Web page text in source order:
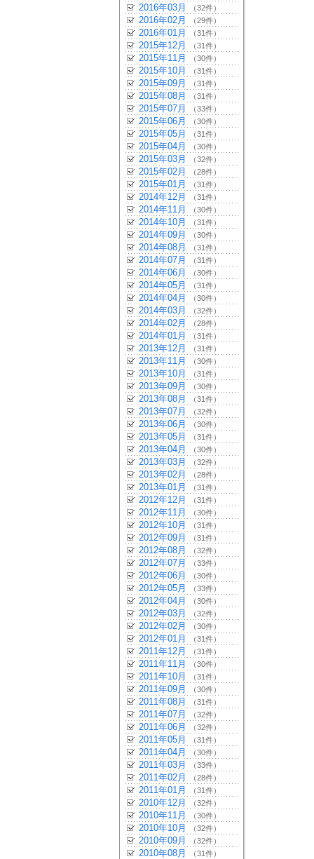
2016年03月 （32件）
2016年02月 （29件）
2016年01月 （31件）
2015年12月 （31件）
2015年11月 （30件）
2015年10月 （31件）
2015年09月 （31件）
2015年08月 （31件）
2015年07月 （33件）
2015年06月 （30件）
2015年05月 （31件）
2015年04月 （30件）
2015年03月 （32件）
2015年02月 （28件）
2015年01月 （31件）
2014年12月 （31件）
2014年11月 （30件）
2014年10月 （31件）
2014年09月 （30件）
2014年08月 （31件）
2014年07月 （31件）
2014年06月 （30件）
2014年05月 （31件）
2014年04月 （30件）
2014年03月 （32件）
2014年02月 （28件）
2014年01月 （31件）
2013年12月 （31件）
2013年11月 （30件）
2013年10月 （31件）
2013年09月 （30件）
2013年08月 （31件）
2013年07月 （32件）
2013年06月 （30件）
2013年05月 （31件）
2013年04月 （30件）
2013年03月 （32件）
2013年02月 （28件）
2013年01月 （31件）
2012年12月 （31件）
2012年11月 （30件）
2012年10月 （31件）
2012年09月 （31件）
2012年08月 （32件）
2012年07月 （33件）
2012年06月 （30件）
2012年05月 （33件）
2012年04月 （30件）
2012年03月 （32件）
2012年02月 （30件）
2012年01月 （31件）
2011年12月 （31件）
2011年11月 （30件）
2011年10月 （31件）
2011年09月 （30件）
2011年08月 （31件）
2011年07月 （32件）
2011年06月 （32件）
2011年05月 （31件）
2011年04月 （30件）
2011年03月 （33件）
2011年02月 （28件）
2011年01月 （31件）
2010年12月 （32件）
2010年11月 （30件）
2010年10月 （32件）
2010年09月 （32件）
2010年08月 （31件）